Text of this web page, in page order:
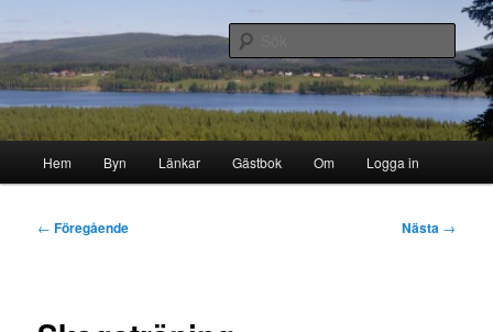
primärt
innehållStorborgarn
Sök
Hem Byn Länkar Gästbok Om Logga in
Inläggsnavigering
← Föregående Nästa →